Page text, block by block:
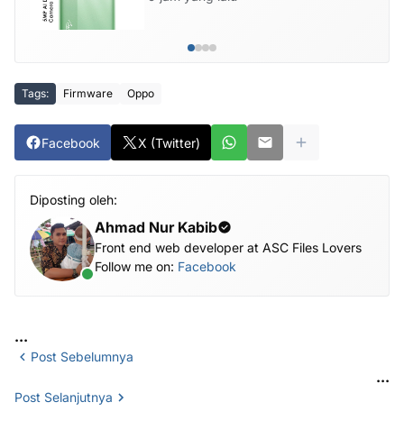
Tags: Firmware Oppo
Facebook X (Twitter)
Diposting oleh:
Ahmad Nur Kabib
Front end web developer at ASC Files Lovers
Follow me on: Facebook
...
Post Sebelumnya
...
Post Selanjutnya